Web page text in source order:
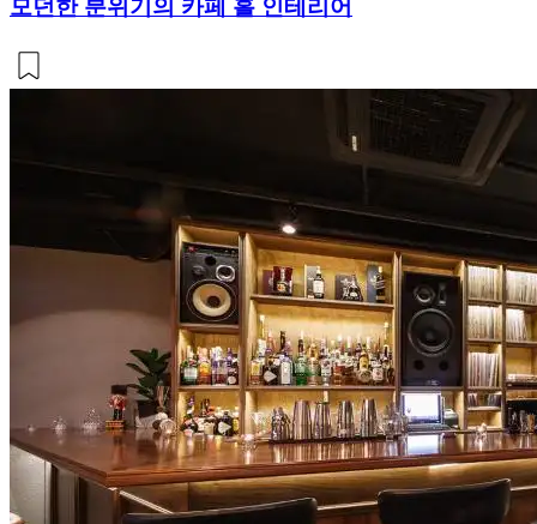
모던한 분위기의 카페 홀 인테리어